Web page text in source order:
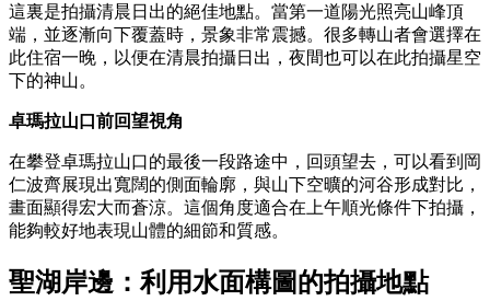
這裏是拍攝清晨日出的絕佳地點。當第一道陽光照亮山峰頂
端，並逐漸向下覆蓋時，景象非常震撼。很多轉山者會選擇在
此住宿一晚，以便在清晨拍攝日出，夜間也可以在此拍攝星空
下的神山。
卓瑪拉山口前回望視角
在攀登卓瑪拉山口的最後一段路途中，回頭望去，可以看到岡
仁波齊展現出寬闊的側面輪廓，與山下空曠的河谷形成對比，
畫面顯得宏大而蒼涼。這個角度適合在上午順光條件下拍攝，
能夠較好地表現山體的細節和質感。
聖湖岸邊：利用水面構圖的拍攝地點